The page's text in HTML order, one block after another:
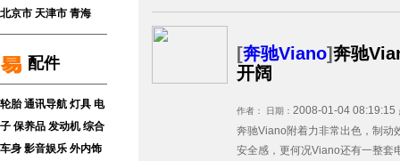
北京市 天津市 青海
配件
轮胎 通讯导航 灯具 电
子 保养品 发动机 综合
车身 影音娱乐 外内饰
[奔驰Viano]奔驰
开阔
作者： 日期： 2008-01-04 08:19:15
奔驰Viano附着力非常出色，制动
安全感，更何况Viano还有一整套